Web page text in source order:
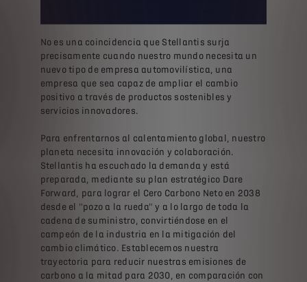
No es una coincidencia que Stellantis surja
precisamente cuando nuestro mundo necesita un
nuevo tipo de empresa automovilística, una
empresa que sea capaz de ampliar el cambio
positivo a través de productos sostenibles y
servicios innovadores.
Para enfrentarnos al calentamiento global, nuestro
planeta necesita innovación y colaboración.
Stellantis ha escuchado la demanda y está
preparada, mediante su plan estratégico Dare
Forward, para lograr el Cero Carbono Neto en 2038
desde el "pozo a la rueda" y a lo largo de toda la
cadena de suministro, convirtiéndose en el
campeón de la industria en la mitigación del
cambio climático. Establecemos nuestra
trayectoria para reducir nuestras emisiones de
carbono a la mitad para 2030, en comparación con